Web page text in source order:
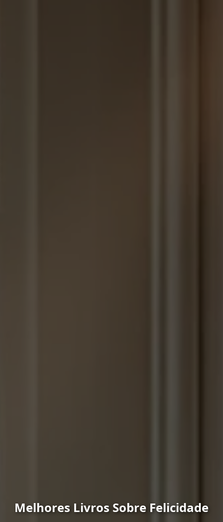
Melhores Livros Sobre Felicidade